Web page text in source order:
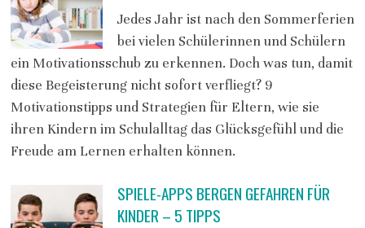
Jedes Jahr ist nach den Sommerferien
bei vielen Schülerinnen und Schülern
ein Motivationsschub zu erkennen. Doch was tun, damit
diese Begeisterung nicht sofort verfliegt? 9
Motivationstipps und Strategien für Eltern, wie sie
ihren Kindern im Schulalltag das Glücksgefühl und die
Freude am Lernen erhalten können.
SPIELE-APPS BERGEN GEFAHREN FÜR
KINDER – 5 TIPPS